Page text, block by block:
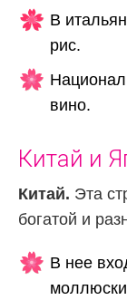
В
рис.
вино.
Китай и
Китай. Эта
богатой и
В нее